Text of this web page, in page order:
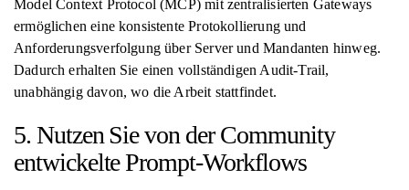
Model Context Protocol (MCP) mit zentralisierten Gateways
ermöglichen eine konsistente Protokollierung und
Anforderungsverfolgung über Server und Mandanten hinweg.
Dadurch erhalten Sie einen vollständigen Audit-Trail,
unabhängig davon, wo die Arbeit stattfindet.
5. Nutzen Sie von der Community
entwickelte Prompt-Workflows